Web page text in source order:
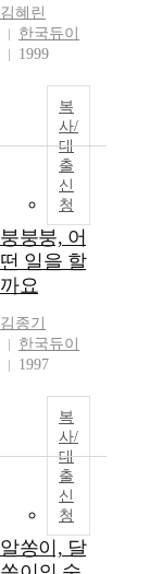
김혜린
한국듀이
1999
복
사/
대
출
신
청
붕붕붕, 어
떤 일을 할
까요
김종기
한국듀이
1997
복
사/
대
출
신
청
알쏭이, 달